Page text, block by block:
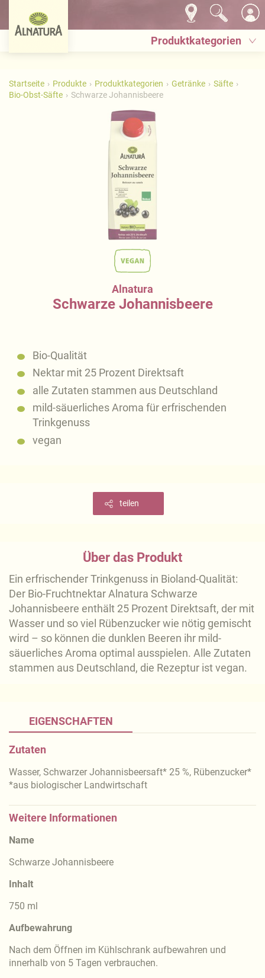
Produktkategorien
Startseite Produkte Produktkategorien Getränke
Säfte
Bio-Obst-Säfte
Schwarze Johannisbeere
Alnatura
Schwarze Johannisbeere
Bio-Qualität
Nektar mit 25 Prozent Direktsaft
alle Zutaten stammen aus Deutschland
mild-säuerliches Aroma für erfrischenden
Trinkgenuss
vegan
teilen
Über das Produkt
Ein erfrischender Trinkgenuss in Bioland-Qualität:
Der Bio-Fruchtnektar Alnatura Schwarze
Johannisbeere enthält 25 Prozent Direktsaft, der mit
Wasser und so viel Rübenzucker wie nötig gemischt
wird – so können die dunklen Beeren ihr mild-
säuerliches Aroma optimal ausspielen. Alle Zutaten
stammen aus Deutschland, die Rezeptur ist vegan.
EIGENSCHAFTEN
Zutaten
Wasser, Schwarzer Johannisbeersaft* 25 %, Rübenzucker*
*aus biologischer Landwirtschaft
Weitere Informationen
Name
Schwarze Johannisbeere
Inhalt
750 ml
Aufbewahrung
Nach dem Öffnen im Kühlschrank aufbewahren und
innerhalb von 5 Tagen verbrauchen.